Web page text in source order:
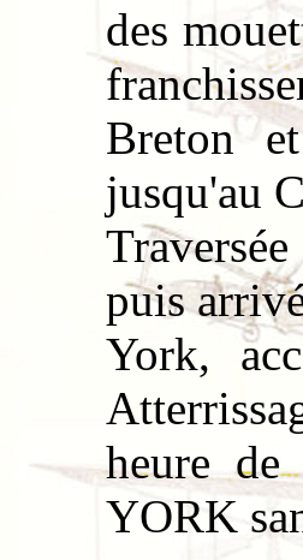
des
Breton
jusqu'au
puis
York,
heure de
YORK